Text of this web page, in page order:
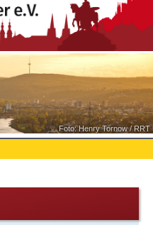
Foto: Henry Tornow / RRT